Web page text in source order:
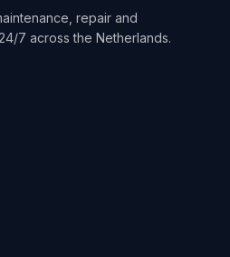
repair and
7 across the Netherlands.